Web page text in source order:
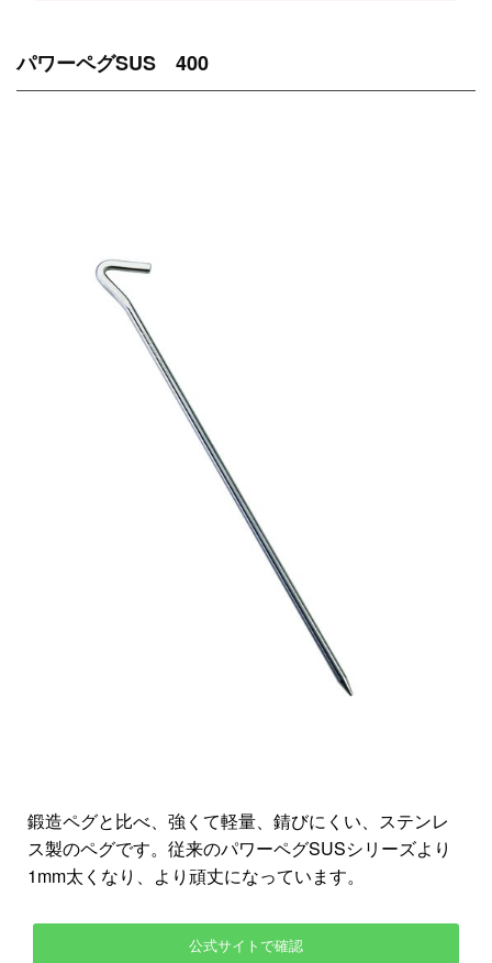
パワーペグSUS 400
鍛造ペグと比べ、強くて軽量、錆びにくい、ステンレ
ス製のペグです。従来のパワーペグSUSシリーズより
1mm太くなり、より頑丈になっています。
公式サイトで確認